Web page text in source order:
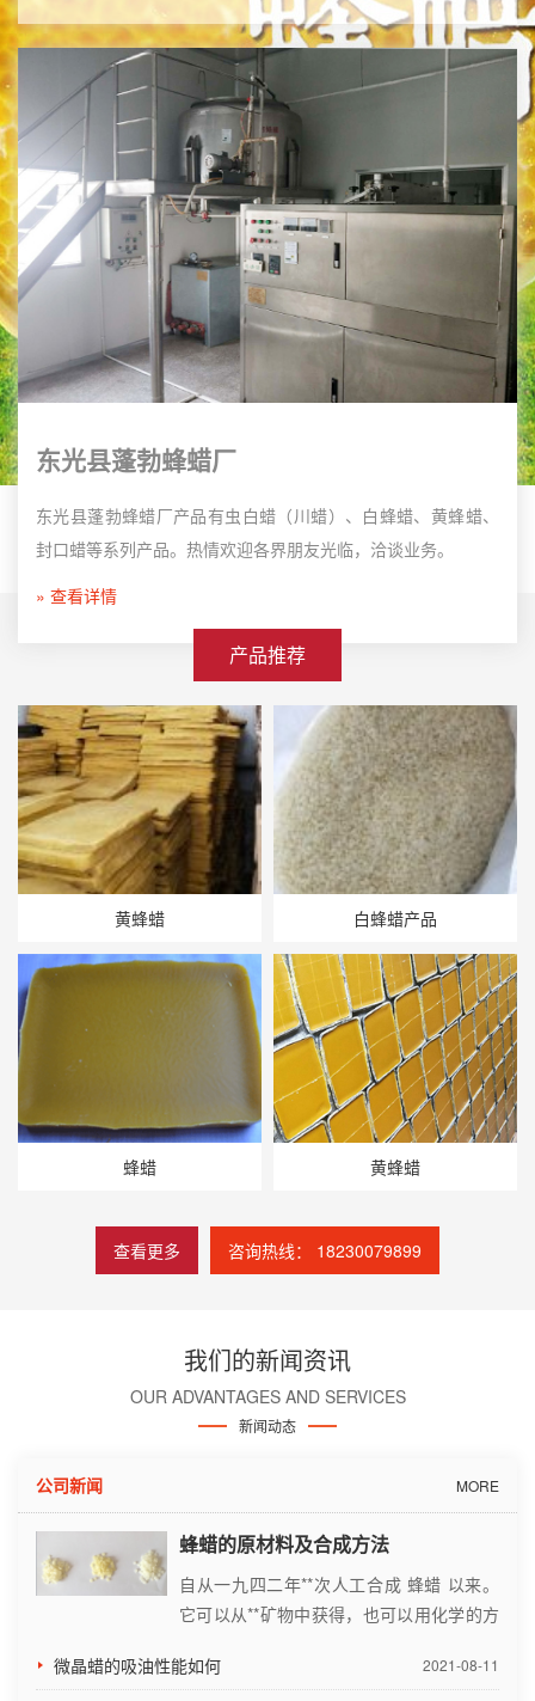
东光县蓬勃蜂蜡厂
东光县蓬勃蜂蜡厂产品有虫白蜡（川蜡）、白蜂蜡、黄蜂蜡、
封口蜡等系列产品。热情欢迎各界朋友光临，洽谈业务。
» 查看详情
产品推荐
黄蜂蜡 白蜂蜡产品
蜂蜡 黄蜂蜡
查看更多 咨询热线： 18230079899
我们的新闻资讯
OUR ADVANTAGES AND SERVICES
新闻动态
MORE
公司新闻
蜂蜡的原材料及合成方法
自从一九四二年**次人工合成 蜂蜡 以来。
它可以从**矿物中获得，也可以用化学的方
均···
微晶蜡的吸油性能如何 2021-08-11